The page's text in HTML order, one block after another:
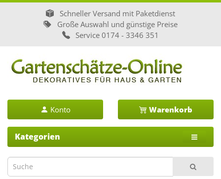
Schneller Versand mit Paketdienst
Große Auswahl und günstige Preise
Service0174 - 3346 351
Konto Warenkorb
Kategorien